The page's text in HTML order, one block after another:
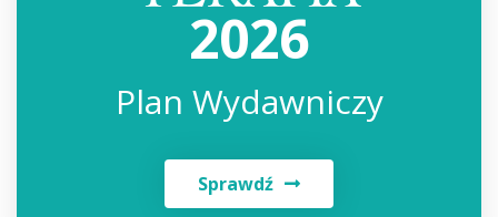
2026
Plan Wydawniczy
Sprawdź